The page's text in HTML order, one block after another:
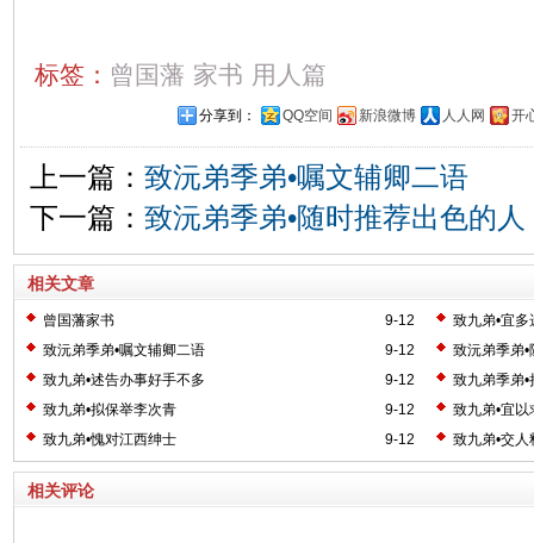
标签： 曾国藩 家书 用人篇
分享到： QQ空间 新浪微博 人人网 开
上一篇： 致沅弟季弟•嘱文辅卿二语
下一篇： 致沅弟季弟•随时推荐出色的人
相关文章
9-12
曾国藩家书
致九弟•宜多
9-12
致沅弟季弟•嘱文辅卿二语
致沅弟季弟
9-12
致九弟•述告办事好手不多
致九弟季弟
9-12
致九弟•拟保举李次青
致九弟•宜
9-12
致九弟•愧对江西绅士 致九弟•交人
相关评论